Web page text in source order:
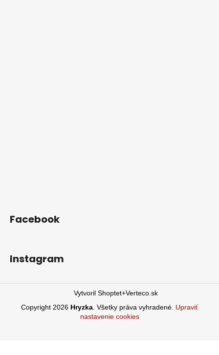
Facebook
Instagram
Vytvoril Shoptet+Verteco.sk
Copyright 2026 Hryzka. Všetky práva vyhradené. Upraviť
nastavenie cookies